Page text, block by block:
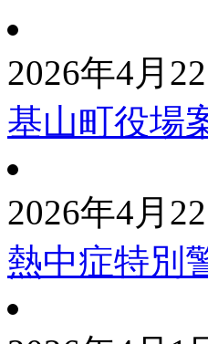
2026年4月
基山町役場
2026年4月
熱中症特別